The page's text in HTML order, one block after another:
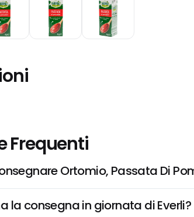
Frequenti
Ortomio, Passata Di
la consegna in giornata di Everli?